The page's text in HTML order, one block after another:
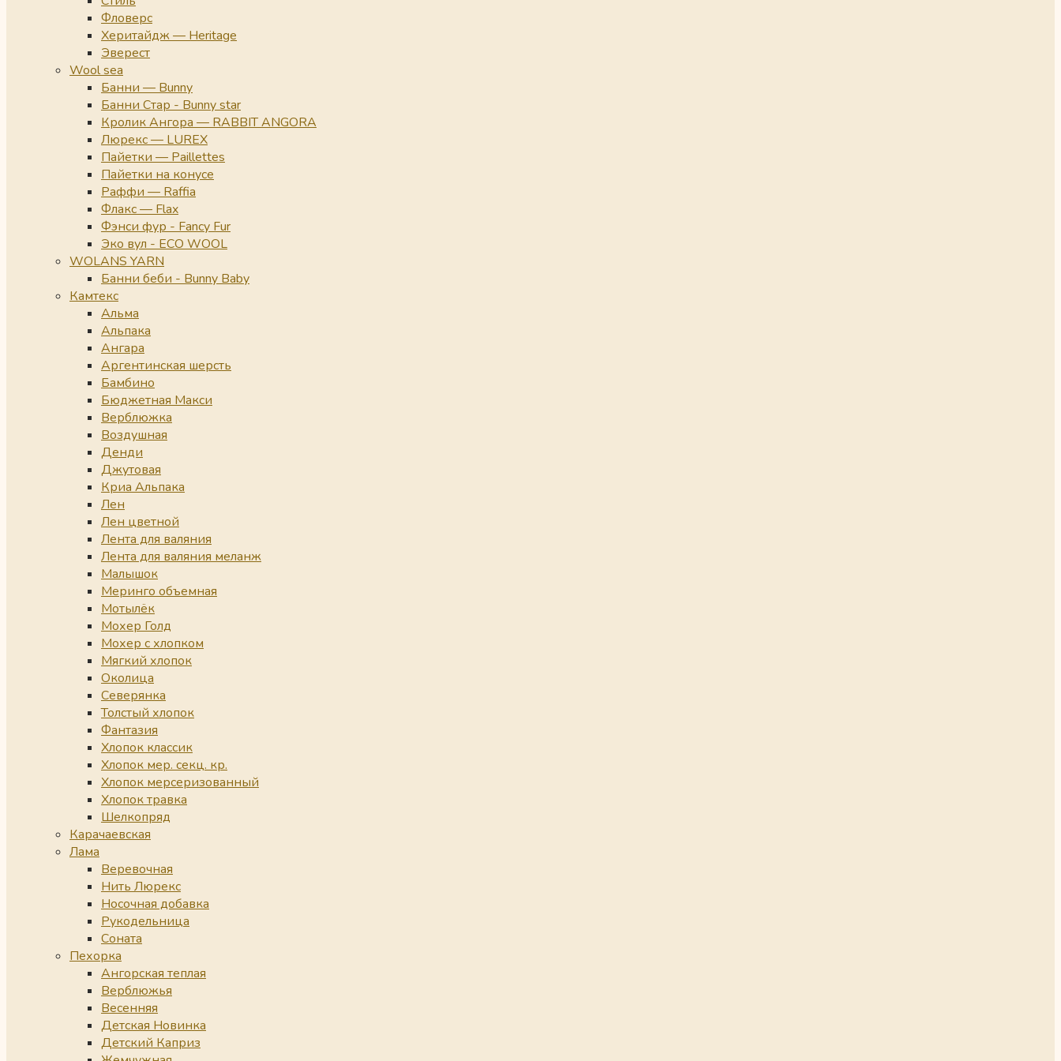
Фловерс
Херитайдж — Heritage
Эверест
Wool sea
Банни — Bunny
Банни Стар - Bunny star
Кролик Ангора — RABBIT ANGORA
Люрекс — LUREX
Пайетки — Paillettes
Пайетки на конусе
Раффи — Raffia
Флакс — Flax
Фэнси фур - Fancy Fur
Эко вул - ECO WOOL
WOLANS YARN
Банни беби - Bunny Baby
Камтекс
Альма
Альпака
Ангара
Аргентинская шерсть
Бамбино
Бюджетная Макси
Верблюжка
Воздушная
Денди
Джутовая
Криа Альпака
Лен
Лен цветной
Лента для валяния
Лента для валяния меланж
Малышок
Меринго объемная
Мотылёк
Мохер Голд
Мохер с хлопком
Мягкий хлопок
Околица
Северянка
Толстый хлопок
Фантазия
Хлопок классик
Хлопок мер. секц. кр.
Хлопок мерсеризованный
Хлопок травка
Шелкопряд
Карачаевская
Лама
Веревочная
Нить Люрекс
Носочная добавка
Рукодельница
Соната
Пехорка
Ангорская теплая
Верблюжья
Весенняя
Детская Новинка
Детский Каприз